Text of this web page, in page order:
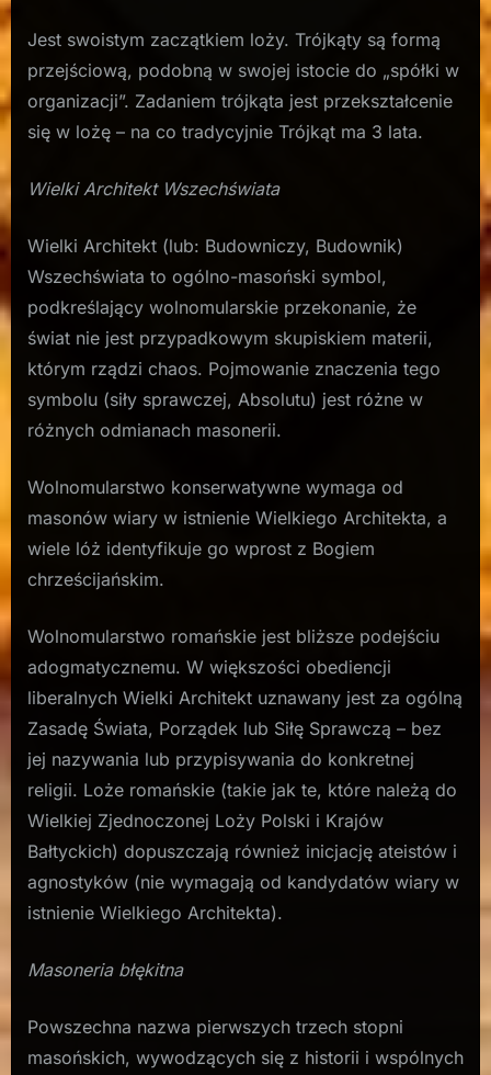
Jest swoistym zaczątkiem loży. Trójkąty są formą
przejściową, podobną w swojej istocie do „spółki w
organizacji”. Zadaniem trójkąta jest przekształcenie
się w lożę – na co tradycyjnie Trójkąt ma 3 lata.
Wielki Architekt Wszechświata
Wielki Architekt (lub: Budowniczy, Budownik)
Wszechświata to ogólno-masoński symbol,
podkreślający wolnomularskie przekonanie, że
świat nie jest przypadkowym skupiskiem materii,
którym rządzi chaos. Pojmowanie znaczenia tego
symbolu (siły sprawczej, Absolutu) jest różne w
różnych odmianach masonerii.
Wolnomularstwo konserwatywne wymaga od
masonów wiary w istnienie Wielkiego Architekta, a
wiele lóż identyfikuje go wprost z Bogiem
chrześcijańskim.
Wolnomularstwo romańskie jest bliższe podejściu
adogmatycznemu. W większości obediencji
liberalnych Wielki Architekt uznawany jest za ogólną
Zasadę Świata, Porządek lub Siłę Sprawczą – bez
jej nazywania lub przypisywania do konkretnej
religii. Loże romańskie (takie jak te, które należą do
Wielkiej Zjednoczonej Loży Polski i Krajów
Bałtyckich) dopuszczają również inicjację ateistów i
agnostyków (nie wymagają od kandydatów wiary w
istnienie Wielkiego Architekta).
Masoneria błękitna
Powszechna nazwa pierwszych trzech stopni
masońskich, wywodzących się z historii i wspólnych